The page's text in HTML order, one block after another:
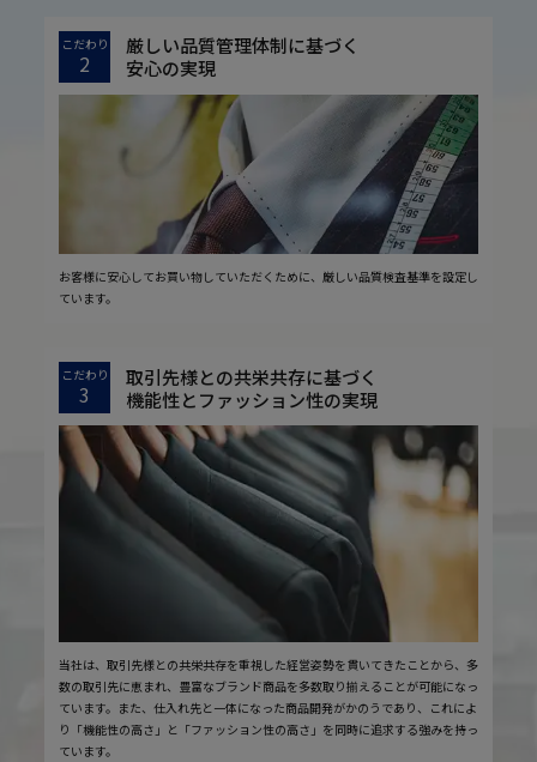
こだわり
2
厳しい品質管理体制に基づく
安心の実現
お客様に安心してお買い物していただくために、厳しい品質検査基準を設定し
ています。
こだわり
3
取引先様との共栄共存に基づく
機能性とファッション性の実現
当社は、取引先様との共栄共存を重視した経営姿勢を貫いてきたことから、多
数の取引先に恵まれ、豊富なブランド商品を多数取り揃えることが可能になっ
ています。また、仕入れ先と一体になった商品開発がかのうであり、これによ
り「機能性の高さ」と「ファッション性の高さ」を同時に追求する強みを持っ
ています。